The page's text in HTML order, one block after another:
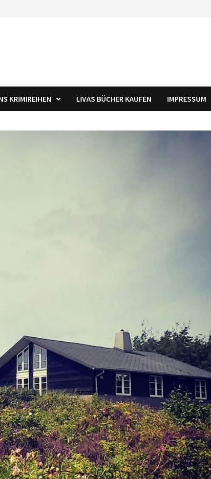
KRIMIREIHEN LIVAS BÜCHER KAUFEN IMPRESSUM